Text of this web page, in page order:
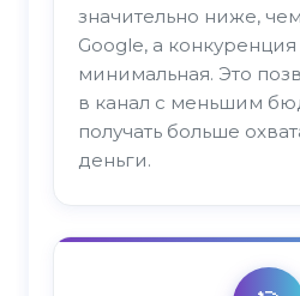
значительно ниже,
Google, а конкуренция
минимальная. Это
в канал с меньшим
получать больше
деньги.